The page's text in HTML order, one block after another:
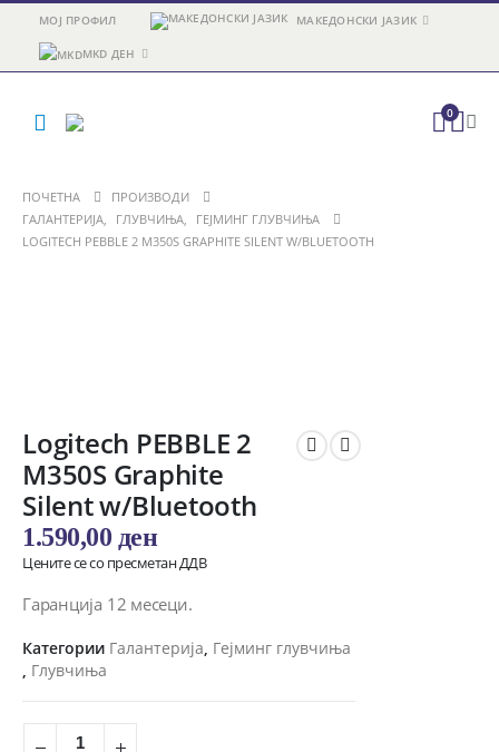
МОЈ ПРОФИЛ МАКЕДОНСКИ ЈАЗИК
MKD ДЕН
0
ПОЧЕТНА
ПРОИЗВОДИ
ГАЛАНТЕРИЈА, ГЛУВЧИЊА,
ГЕЈМИНГ ГЛУВЧИЊА
LOGITECH PEBBLE 2 M350S GRAPHITE SILENT W/BLUETOOTH
Logitech PEBBLE 2
M350S Graphite
Silent w/Bluetooth
1.590,00 ден
Цените се со пресметан ДДВ
Гаранција 12 месеци.
Категории Галантерија, Гејминг глувчиња
, Глувчиња